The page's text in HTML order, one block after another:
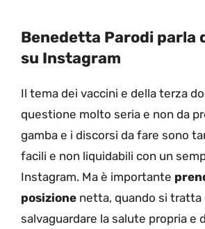
Benedetta Parodi parla
su Instagram
Il tema dei vaccini e della terza
questione molto seria e non da
gamba e i discorsi da fare sono
facili e non liquidabili con un
Instagram. Ma è importante
posizione netta, quando si tratta
salvaguardare la salute propria e